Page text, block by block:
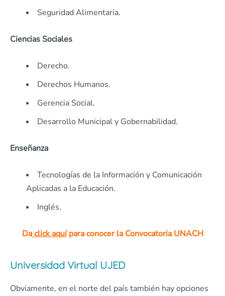
Seguridad Alimentaria.
Ciencias Sociales
Derecho.
Derechos Humanos.
Gerencia Social.
Desarrollo Municipal y Gobernabilidad.
Enseñanza
Tecnologías de la Información y Comunicación
Aplicadas a la Educación.
Inglés.
Daclick aquípara conocer la Convocatoria UNACH
Universidad Virtual UJED
Obviamente, en el norte del país también hay opciones